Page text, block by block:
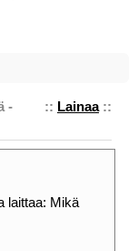
:: Lainaa::
-
laittaa: Mikä